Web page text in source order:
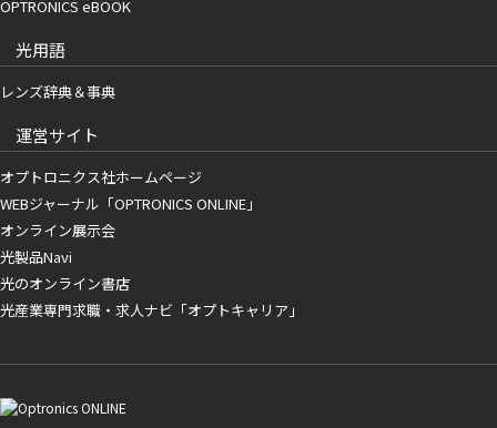
OPTRONICS eBOOK
光用語
レンズ辞典＆事典
運営サイト
オプトロニクス社ホームページ
WEBジャーナル「OPTRONICS ONLINE」
オンライン展示会
光製品Navi
光のオンライン書店
光産業専門求職・求人ナビ「オプトキャリア」